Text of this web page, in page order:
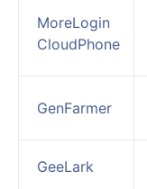
MoreLogin
CloudPhone
GenFarmer
GeeLark